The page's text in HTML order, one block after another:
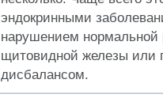
эндокринными
нарушением нормальной
щитовидной железы или
дисбалансом.